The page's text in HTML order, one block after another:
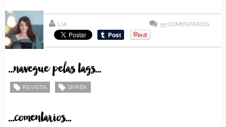
LIA 55 COMENTÁRIOS
...navegue pelas tags...
REVISTA SHREK
...comentarios...